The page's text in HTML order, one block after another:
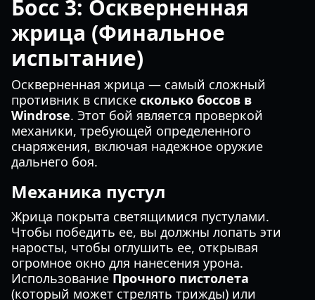
Босс 3: Оскверненная
жрица (Финальное
испытание)
Оскверненная жрица — самый сложный
противник в списке сколько боссов в
Windrose. Этот бой является проверкой
механики, требующей определенного
снаряжения, включая надежное оружие
дальнего боя.
Механика пустул
Жрица покрыта светящимися пустулами.
Чтобы победить ее, вы должны лопать эти
наросты, чтобы оглушить ее, открывая
огромное окно для нанесения урона.
Использование Прочного пистолета
(который может стрелять трижды) или